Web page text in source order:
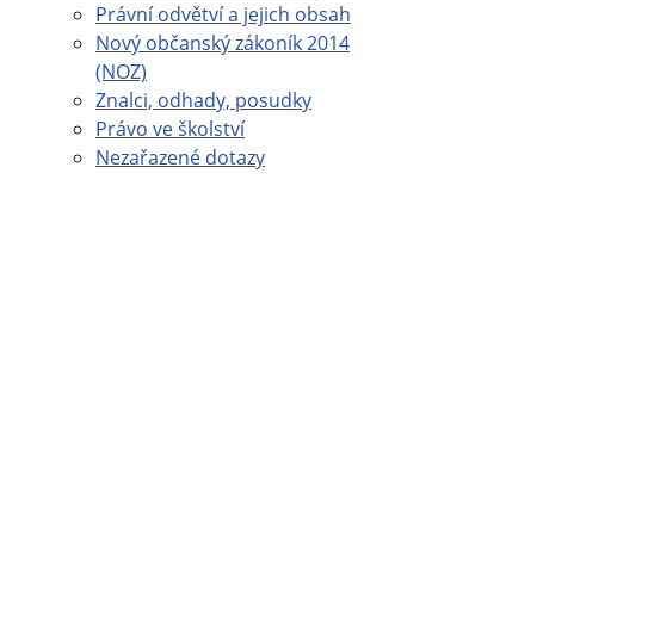
Právní odvětví a jejich obsah
Nový občanský zákoník 2014
(NOZ)
Znalci, odhady, posudky
Právo ve školství
Nezařazené dotazy